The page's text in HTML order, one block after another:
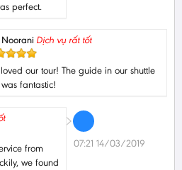
perfect.
Noorani Dịch vụ rất tốt
our tour! The guide in our shuttle
fantastic!
from
we found
07:21 14/03/2019